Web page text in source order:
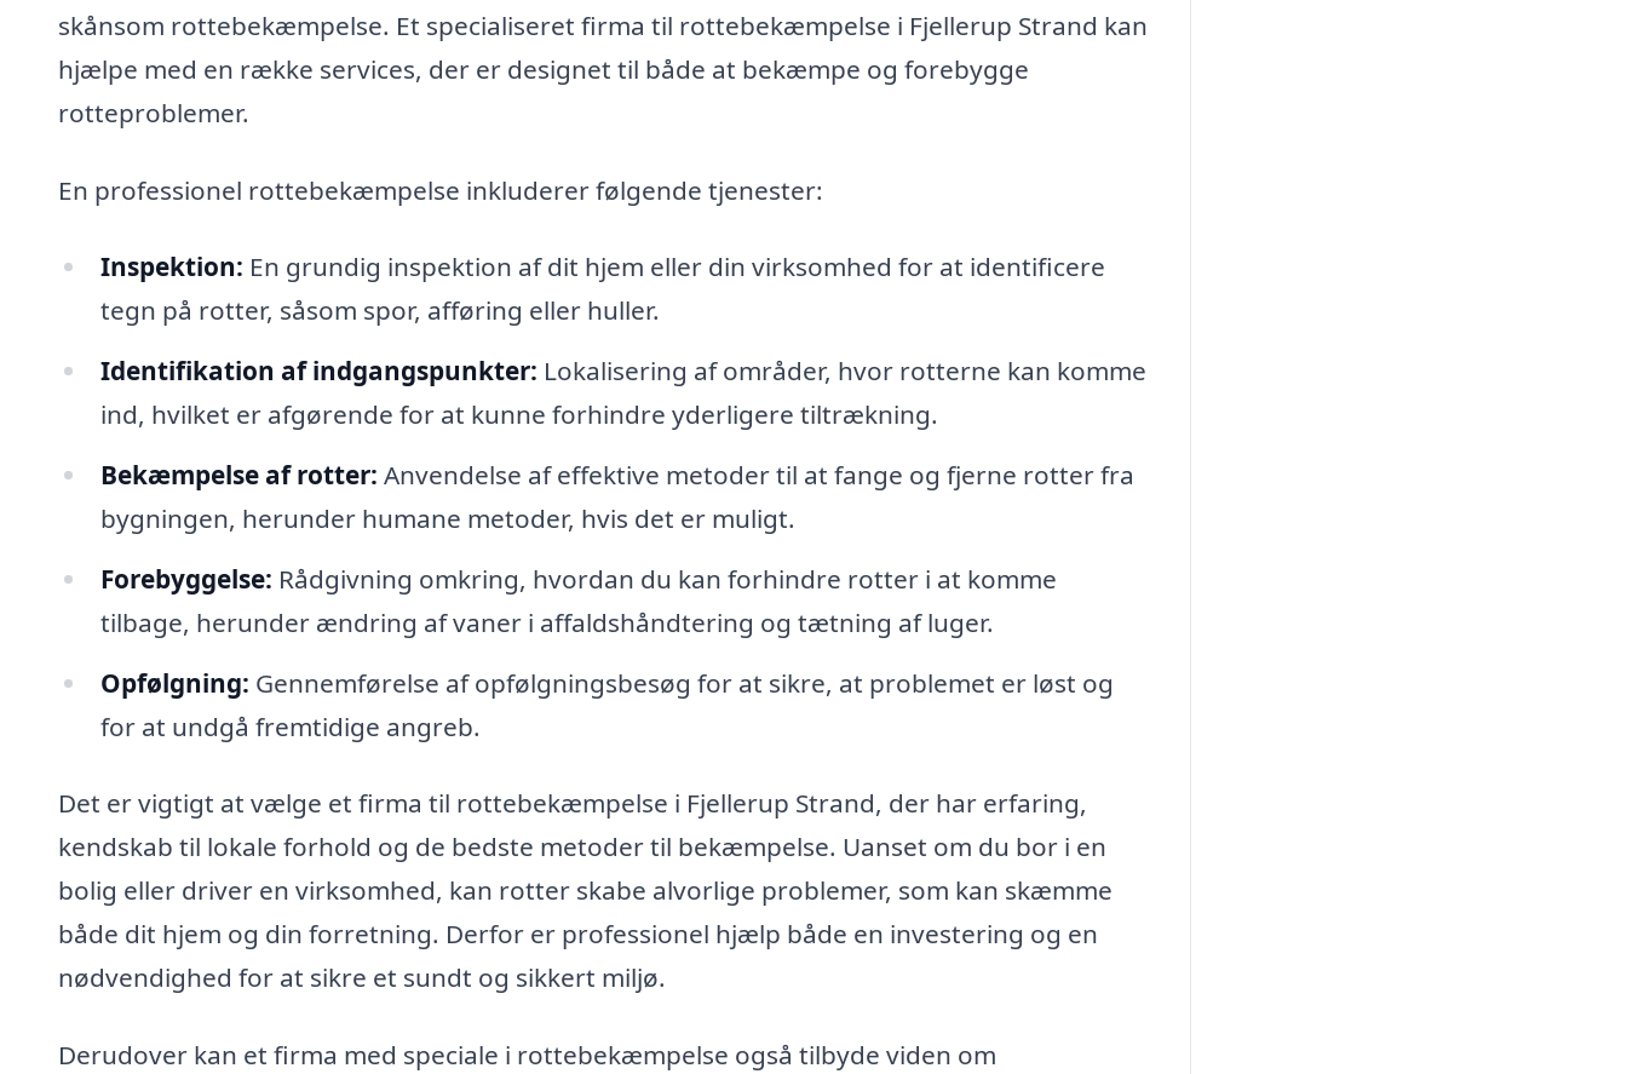
skånsom rottebekæmpelse. Et specialiseret firma til rottebekæmpelse i Fjellerup Strand kan
hjælpe med en række services, der er designet til både at bekæmpe og forebygge
rotteproblemer.
En professionel rottebekæmpelse inkluderer følgende tjenester:
Inspektion: En grundig inspektion af dit hjem eller din virksomhed for at identificere
tegn på rotter, såsom spor, afføring eller huller.
Identifikation af indgangspunkter: Lokalisering af områder, hvor rotterne kan komme
ind, hvilket er afgørende for at kunne forhindre yderligere tiltrækning.
Bekæmpelse af rotter: Anvendelse af effektive metoder til at fange og fjerne rotter fra
bygningen, herunder humane metoder, hvis det er muligt.
Forebyggelse: Rådgivning omkring, hvordan du kan forhindre rotter i at komme
tilbage, herunder ændring af vaner i affaldshåndtering og tætning af luger.
Opfølgning: Gennemførelse af opfølgningsbesøg for at sikre, at problemet er løst og
for at undgå fremtidige angreb.
Det er vigtigt at vælge et firma til rottebekæmpelse i Fjellerup Strand, der har erfaring,
kendskab til lokale forhold og de bedste metoder til bekæmpelse. Uanset om du bor i en
bolig eller driver en virksomhed, kan rotter skabe alvorlige problemer, som kan skæmme
både dit hjem og din forretning. Derfor er professionel hjælp både en investering og en
nødvendighed for at sikre et sundt og sikkert miljø.
Derudover kan et firma med speciale i rottebekæmpelse også tilbyde viden om